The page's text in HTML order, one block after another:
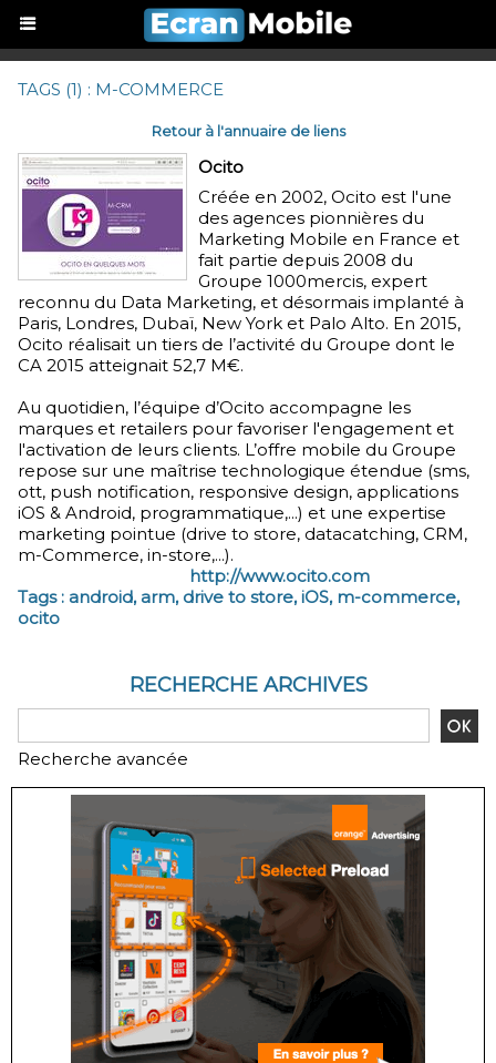
TAGS (1) : M-COMMERCE
Retour à l'annuaire de liens
Ocito
Créée en 2002, Ocito est l'une
des agences pionnières du
Marketing Mobile en France et
fait partie depuis 2008 du
Groupe 1000mercis, expert
reconnu du Data Marketing, et désormais implanté à
Paris, Londres, Dubaï, New York et Palo Alto. En 2015,
Ocito réalisait un tiers de l’activité du Groupe dont le
CA 2015 atteignait 52,7 M€.
Au quotidien, l’équipe d’Ocito accompagne les
marques et retailers pour favoriser l'engagement et
l'activation de leurs clients. L’offre mobile du Groupe
repose sur une maîtrise technologique étendue (sms,
ott, push notification, responsive design, applications
iOS & Android, programmatique,...) et une expertise
marketing pointue (drive to store, datacatching, CRM,
m-Commerce, in-store,...).
http://www.ocito.com
Tags : android, arm, drive to store, iOS, m-commerce,
ocito
RECHERCHE ARCHIVES
Recherche avancée